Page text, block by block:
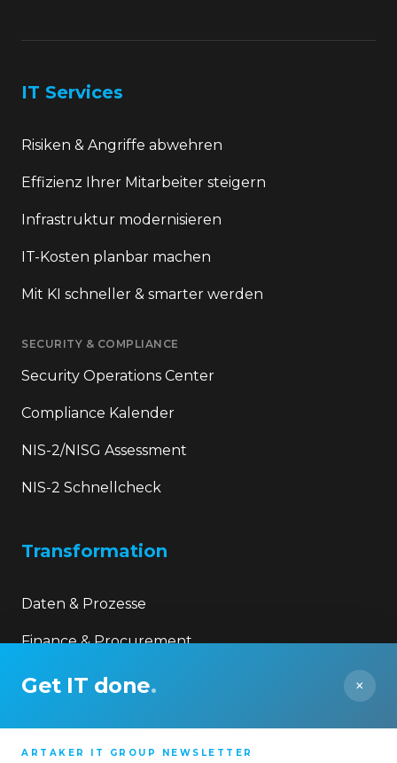
IT Services
Risiken & Angriffe abwehren
Effizienz Ihrer Mitarbeiter steigern
Infrastruktur modernisieren
IT-Kosten planbar machen
Mit KI schneller & smarter werden
SECURITY & COMPLIANCE
Security Operations Center
Compliance Kalender
NIS-2/NISG Assessment
NIS-2 Schnellcheck
Transformation
Daten & Prozesse
Finance & Procurement
Legal & HR
Get IT done. ×
ARTAKER IT GROUP NEWSLETTER